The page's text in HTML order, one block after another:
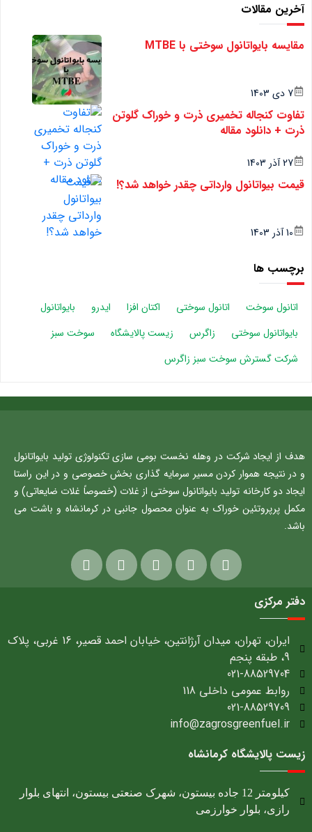
آخرین مقالات
مقایسه بایواتانول سوختی با MTBE
7 دی 1403
تفاوت کنجاله تخمیری ذرت و خوراک گلوتن
ذرت + دانلود مقاله
27 آذر 1403
قیمت بیواتانول وارداتی چقدر خواهد شد؟!
10 آذر 1403
برچسب ها
اتانول سوخت اتانول سوختی اکتان افزا ایدرو
بایواتانول
بایواتانول سوختی
زاگرس زیست پالایشگاه
سوخت سبز
شرکت گسترش سوخت سبز زاگرس
هدف از ایجاد شرکت در وهله نخست بومی سازی تکنولوژی تولید بایواتانول
و در نتیجه هموار کردن مسیر سرمایه گذاری بخش خصوصی و در این راستا
ایجاد دو کارخانه تولید بایواتانول سوختی از غلات (خصوصاً غلات ضایعاتی) و
مکمل پرپروتئین خوراک به عنوان محصول جانبی در کرمانشاه و باشت می
باشد.
دفتر مرکزی
ایران، تهران، میدان آرژانتین، خیابان احمد قصیر، 16 غربی، پلاک
9، طبقه پنجم
021-88529704
روابط عمومی داخلی 118
021-88529709
info@zagrosgreenfuel.ir​
زیست پالایشگاه کرمانشاه
کیلومتر 12 جاده بیستون، شهرک صنعتی بیستون، انتهای بلوار
رازی، بلوار خوارزمی